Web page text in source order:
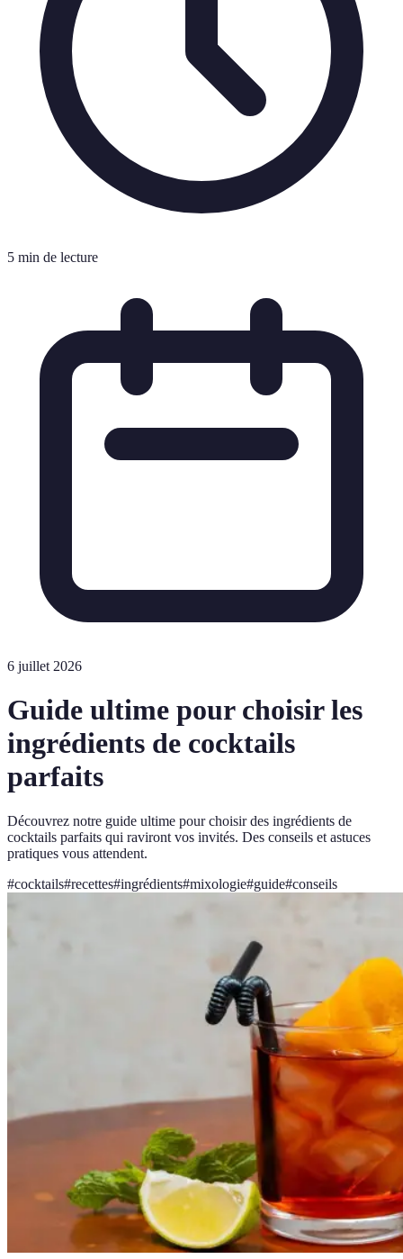
5 min de lecture
6 juillet 2026
Guide ultime pour choisir les
ingrédients de cocktails
parfaits
Découvrez notre guide ultime pour choisir des ingrédients de
cocktails parfaits qui raviront vos invités. Des conseils et astuces
pratiques vous attendent.
#cocktails#recettes#ingrédients#mixologie#guide#conseils